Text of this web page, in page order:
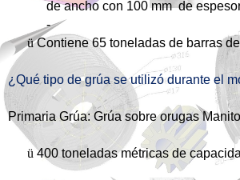
de ancho con 100 mm de
-
ü Contiene 65 toneladas de barras
¿Qué tipo de grúa se utilizó durante el
Primaria Grúa: Grúa sobre orugas
ü 400 toneladas métricas de